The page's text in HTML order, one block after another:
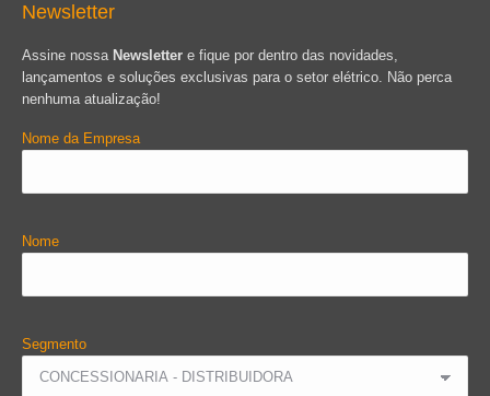
Newsletter
Assine nossa Newsletter e fique por dentro das novidades,
lançamentos e soluções exclusivas para o setor elétrico. Não perca
nenhuma atualização!
Nome da Empresa
Nome
Segmento